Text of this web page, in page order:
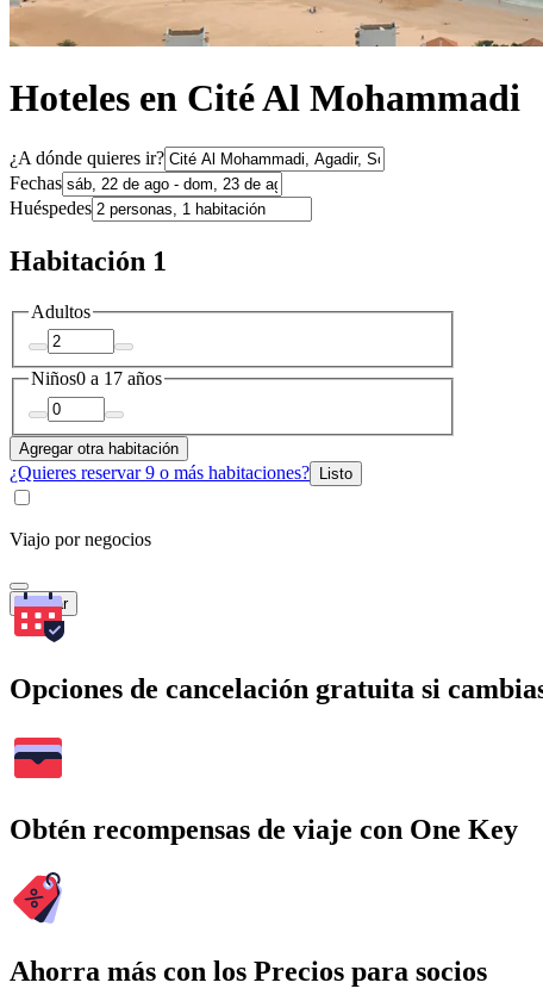
Hoteles en Cité Al Mohammadi
¿A dónde quieres ir?
Fechas
Huéspedes
Habitación 1
Adultos
Niños0 a 17 años
Agregar otra habitación
¿Quieres reservar 9 o más habitaciones? Listo
Viajo por negocios
Buscar
Opciones de cancelación gratuita si
Obtén recompensas de viaje con One Key
Ahorra más con los Precios para socios